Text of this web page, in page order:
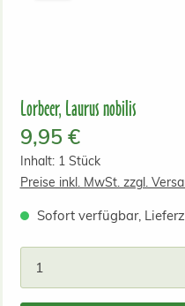
Lorbeer, Laurus nobilis
Regulärer Preis:
9,95 €
Inhalt: 1 Stück
Preise inkl. MwSt. zzgl.
Sofort verfügbar,